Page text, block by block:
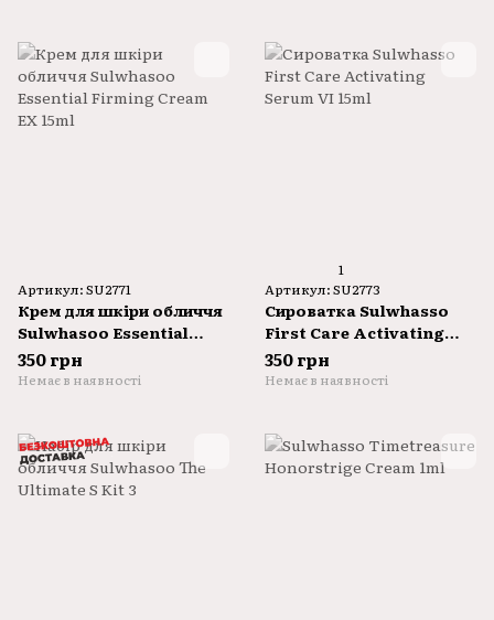
Артикул: SU2771
Крем для шкіри обличчя
Sulwhasoo Essential
Firming Cream EX 15ml
350 грн
Немає в наявності
1
Артикул: SU2773
Сироватка Sulwhasso
First Care Activating
Serum VI 15ml
350 грн
Немає в наявності